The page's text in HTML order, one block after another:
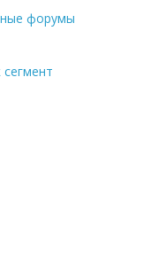
форумы